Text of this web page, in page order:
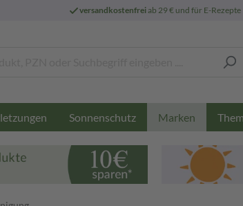
versandkostenfreiab 29 € und für E-Rezepte
Sonnenschutz Marken